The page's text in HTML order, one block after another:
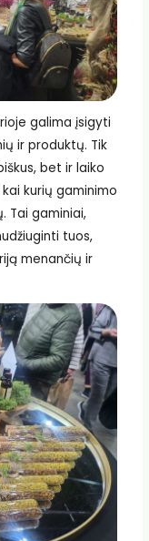
galima įsigyti
ir produktų. Tik
bet ir laiko
kurių gaminimo
Tai gaminiai,
tuos,
menančių ir